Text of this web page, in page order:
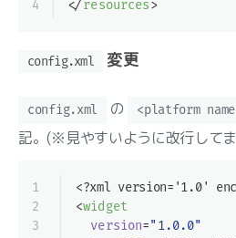
4
</resources>
config.xml 変更
config.xml の <platform
記。(※見やすいように改行して
1
2
3
<?xml version='1.0'
<widget
version="1.0.0"